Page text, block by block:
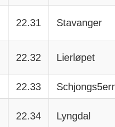
22.31 Stavanger
22.32 Lierløpet
22.33
22.34 Lyngdal